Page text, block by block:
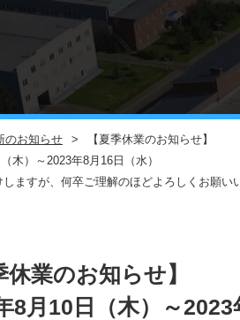
のお知らせ
【夏季休業のお知らせ】
木）～2023年8月16日（水）
ますが、何卒ご理解のほどよろしくお願い
休業のお知らせ】
8月10日（木）～2023